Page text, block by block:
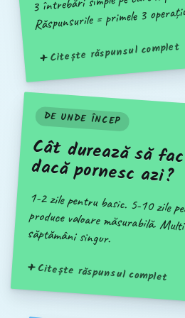
Răspunsurile = primele 3
Citește răspunsul complet
DE UNDE ÎNCEP
Cât durează să
dacă pornesc azi?
1-2 zile pentru basic. 5-10 zile
produce valoare măsurabilă.
săptămâni singur.
Citește răspunsul complet